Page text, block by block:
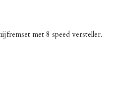
met 8 speed versteller.